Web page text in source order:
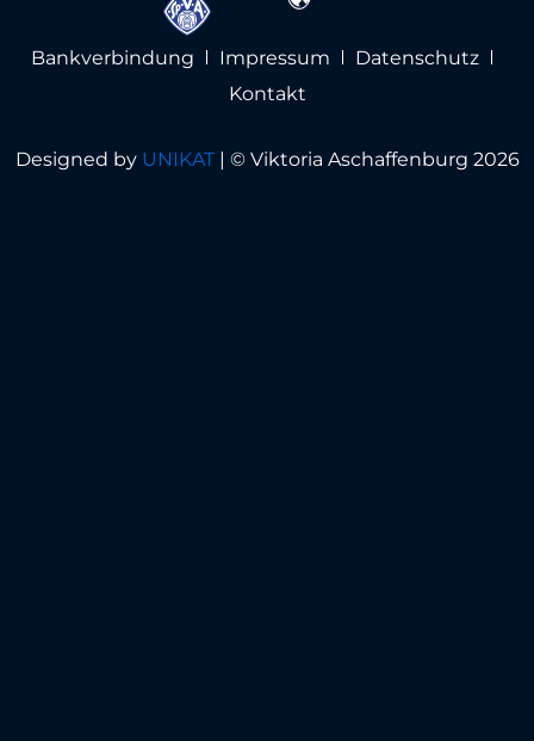
Bankverbindung Impressum
Datenschutz
Kontakt
Designed by UNIKAT| © Viktoria Aschaffenburg 2026